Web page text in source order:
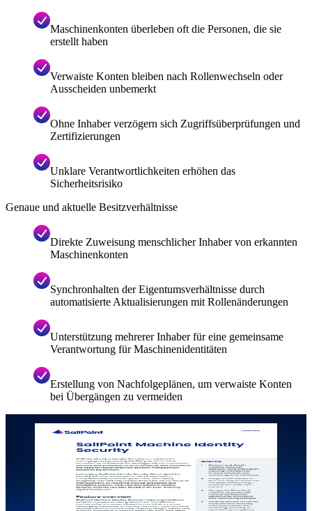
Maschinenkonten überleben oft die Personen, die sie
erstellt haben
Verwaiste Konten bleiben nach Rollenwechseln oder
Ausscheiden unbemerkt
Ohne Inhaber verzögern sich Zugriffsüberprüfungen und
Zertifizierungen
Unklare Verantwortlichkeiten erhöhen das
Sicherheitsrisiko
Genaue und aktuelle Besitzverhältnisse
Direkte Zuweisung menschlicher Inhaber von erkannten
Maschinenkonten
Synchronhalten der Eigentumsverhältnisse durch
automatisierte Aktualisierungen mit Rollenänderungen
Unterstützung mehrerer Inhaber für eine gemeinsame
Verantwortung für Maschinenidentitäten
Erstellung von Nachfolgeplänen, um verwaiste Konten
bei Übergängen zu vermeiden